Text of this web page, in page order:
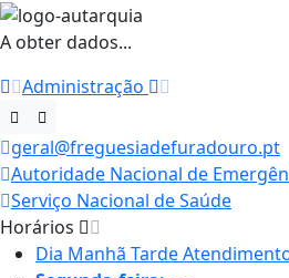
A obter dados...
Administração
geral@freguesiadefuradouro.pt
Autoridade Nacional de
Serviço Nacional de Saúde
Horários
Dia Manhã Tarde